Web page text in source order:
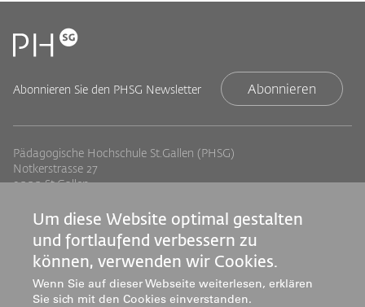
Abonnieren Sie den PHSG Newsletter Abonnieren
Pädagogische Hochschule St.Gallen (PHSG)
Notkerstrasse 27
9000 St.Gallen
info@phsg.ch
Footer
Links
Standorte
Jobs
Medien
Footer
rechts
Studium
Weiterbildung
Forschung & Entwicklung
Um diese Website optimal gestalten
und fortlaufend verbessern zu
können, verwenden wir Cookies.
Wenn Sie auf dieser Webseite weiterlesen, erklären
Sie sich mit den Cookies einverstanden.